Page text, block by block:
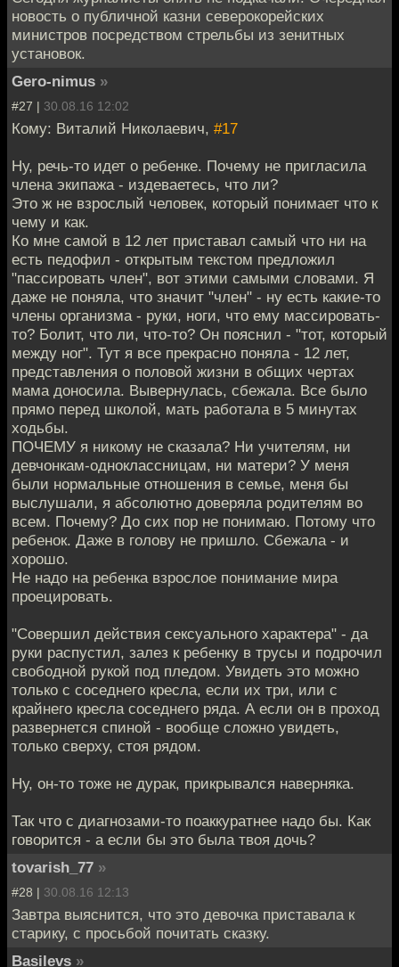
новость о публичной казни северокорейских
министров посредством стрельбы из зенитных
установок.
Gero-nimus »
#27 | 30.08.16 12:02
Кому: Виталий Николаевич, #17
Ну, речь-то идет о ребенке. Почему не пригласила
члена экипажа - издеваетесь, что ли?
Это ж не взрослый человек, который понимает что к
чему и как.
Ко мне самой в 12 лет приставал самый что ни на
есть педофил - открытым текстом предложил
"пассировать член", вот этими самыми словами. Я
даже не поняла, что значит "член" - ну есть какие-то
члены организма - руки, ноги, что ему массировать-
то? Болит, что ли, что-то? Он пояснил - "тот, который
между ног". Тут я все прекрасно поняла - 12 лет,
представления о половой жизни в общих чертах
мама доносила. Вывернулась, сбежала. Все было
прямо перед школой, мать работала в 5 минутах
ходьбы.
ПОЧЕМУ я никому не сказала? Ни учителям, ни
девчонкам-одноклассницам, ни матери? У меня
были нормальные отношения в семье, меня бы
выслушали, я абсолютно доверяла родителям во
всем. Почему? До сих пор не понимаю. Потому что
ребенок. Даже в голову не пришло. Сбежала - и
хорошо.
Не надо на ребенка взрослое понимание мира
проецировать.
"Совершил действия сексуального характера" - да
руки распустил, залез к ребенку в трусы и подрочил
свободной рукой под пледом. Увидеть это можно
только с соседнего кресла, если их три, или с
крайнего кресла соседнего ряда. А если он в проход
развернется спиной - вообще сложно увидеть,
только сверху, стоя рядом.
Ну, он-то тоже не дурак, прикрывался наверняка.
Так что с диагнозами-то поаккуратнее надо бы. Как
говорится - а если бы это была твоя дочь?
tovarish_77 »
#28 | 30.08.16 12:13
Завтра выяснится, что это девочка приставала к
старику, с просьбой почитать сказку.
Basilevs »